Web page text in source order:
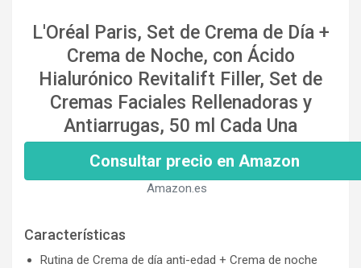
L'Oréal Paris, Set de Crema de Día +
Crema de Noche, con Ácido
Hialurónico Revitalift Filler, Set de
Cremas Faciales Rellenadoras y
Antiarrugas, 50 ml Cada Una
Consultar precio en Amazon
Amazon.es
Características
Rutina de Crema de día anti-edad + Crema de noche